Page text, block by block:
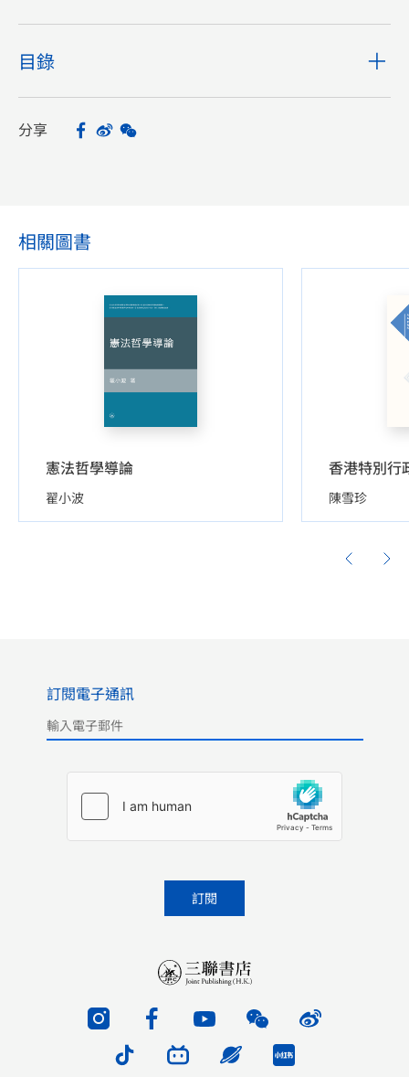
目錄
分享 Facebook
Sina Weibo
WeChat
相關圖書
憲法哲學導論
翟小波 陳雪珍
訂閱電子通訊